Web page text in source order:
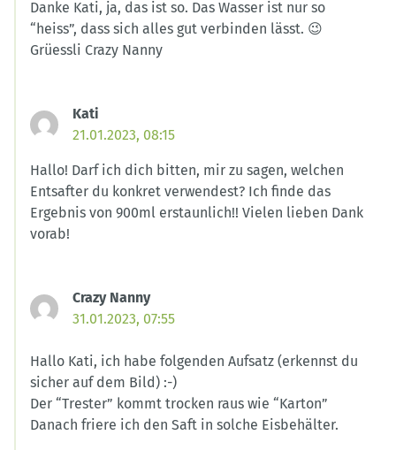
Danke Kati, ja, das ist so. Das Wasser ist nur so
“heiss”, dass sich alles gut verbinden lässt. 😉
Grüessli Crazy Nanny
Kati
21.01.2023, 08:15
Hallo! Darf ich dich bitten, mir zu sagen, welchen
Entsafter du konkret verwendest? Ich finde das
Ergebnis von 900ml erstaunlich!! Vielen lieben Dank
vorab!
Crazy Nanny
31.01.2023, 07:55
Hallo Kati, ich habe folgenden Aufsatz (erkennst du
sicher auf dem Bild) :-)
Der “Trester” kommt trocken raus wie “Karton”
Danach friere ich den Saft in solche Eisbehälter.